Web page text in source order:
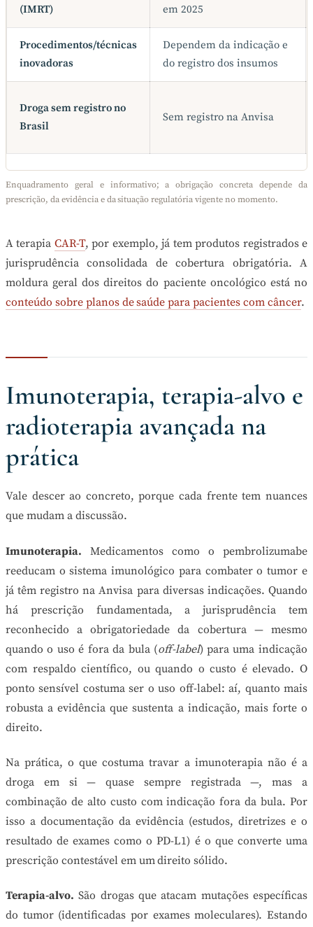
(IMRT) em 2025
Procedimentos/técnicas
inovadoras
Dependem da indicação e
do registro dos insumos
Droga sem registro no
Brasil
Sem registro na Anvisa
Enquadramento geral e informativo; a obrigação concreta depende da
prescrição, da evidência e da situação regulatória vigente no momento.
A terapia CAR-T, por exemplo, já tem produtos registrados e
jurisprudência consolidada de cobertura obrigatória. A
moldura geral dos direitos do paciente oncológico está no
conteúdo sobre planos de saúde para pacientes com câncer.
Imunoterapia, terapia-alvo e
radioterapia avançada na
prática
Vale descer ao concreto, porque cada frente tem nuances
que mudam a discussão.
Imunoterapia. Medicamentos como o pembrolizumabe
reeducam o sistema imunológico para combater o tumor e
já têm registro na Anvisa para diversas indicações. Quando
há prescrição fundamentada, a jurisprudência tem
reconhecido a obrigatoriedade da cobertura — mesmo
quando o uso é fora da bula (off-label) para uma indicação
com respaldo científico, ou quando o custo é elevado. O
ponto sensível costuma ser o uso off-label: aí, quanto mais
robusta a evidência que sustenta a indicação, mais forte o
direito.
Na prática, o que costuma travar a imunoterapia não é a
droga em si — quase sempre registrada —, mas a
combinação de alto custo com indicação fora da bula. Por
isso a documentação da evidência (estudos, diretrizes e o
resultado de exames como o PD-L1) é o que converte uma
prescrição contestável em um direito sólido.
Terapia-alvo. São drogas que atacam mutações específicas
do tumor (identificadas por exames moleculares). Estando